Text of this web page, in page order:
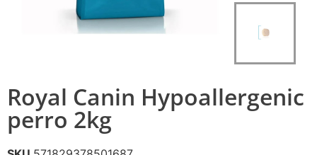
Royal Canin Hypoallergenic
perro 2kg